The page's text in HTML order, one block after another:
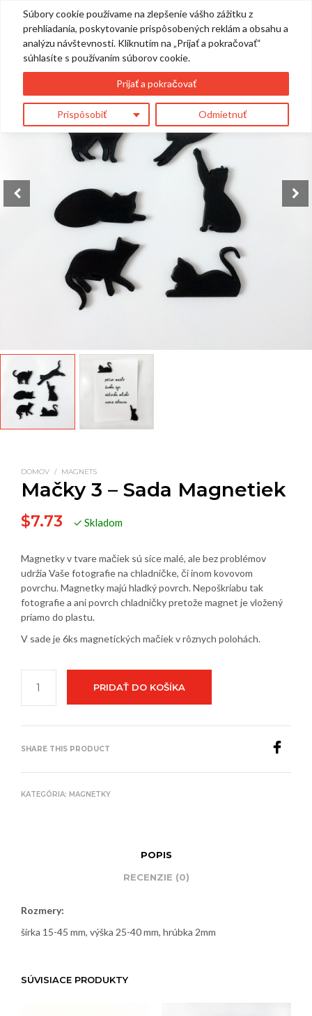
Súbory cookie používame na zlepšenie vášho zážitku z
prehliadania, poskytovanie prispôsobených reklám a obsahu a
analýzu návštevnosti. Kliknutím na „Prijať a pokračovať“
súhlasíte s používaním súborov cookie.
Prispôsobiť Odmietnuť
Prijať a pokračovať
0
DOMOV / MAGNETS
Mačky 3 – Sada Magnetiek
$7.73 ✓ Skladom
Magnetky v tvare mačiek sú síce malé, ale bez problémov
udržia Vaše fotografie na chladničke, či inom kovovom
povrchu. Magnetky majú hladký povrch. Nepoškriabu tak
fotografie a ani povrch chladničky pretože magnet je vložený
priamo do plastu.
V sade je 6ks magnetických mačiek v rôznych polohách.
PRIDAŤ DO KOŠÍKA
SHARE THIS PRODUCT
KATEGÓRIA: MAGNETKY
POPIS
RECENZIE (0)
Rozmery:
šírka 15-45 mm, výška 25-40 mm, hrúbka 2mm
SÚVISIACE PRODUKTY